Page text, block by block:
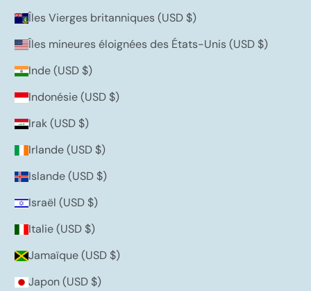
Îles Vierges britanniques (USD $)
Îles mineures éloignées des États-Unis (USD $)
Inde (USD $)
Indonésie (USD $)
Irak (USD $)
Irlande (USD $)
Islande (USD $)
Israël (USD $)
Italie (USD $)
Jamaïque (USD $)
Japon (USD $)